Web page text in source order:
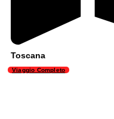
Toscana
Viaggio Completo